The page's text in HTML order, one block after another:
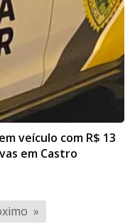
veículo com R$ 13
em Castro